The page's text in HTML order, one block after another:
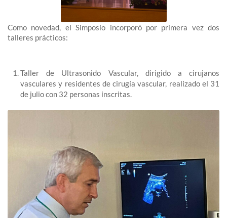
Como novedad, el Simposio incorporó por primera vez dos
talleres prácticos:
Taller de Ultrasonido Vascular, dirigido a cirujanos
vasculares y residentes de cirugía vascular, realizado el 31
de julio con 32 personas inscritas.